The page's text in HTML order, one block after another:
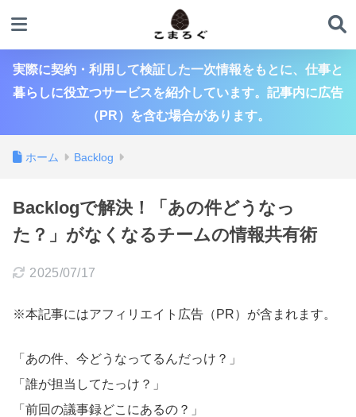
実際に契約・利用して検証した一次情報をもとに、仕事と
暮らしに役立つサービスを紹介しています。記事内に広告
（PR）を含む場合があります。
ホーム Backlog
Backlogで解決！「あの件どうなっ
た？」がなくなるチームの情報共有術
2025/07/17
※本記事にはアフィリエイト広告（PR）が含まれます。
「あの件、今どうなってるんだっけ？」
「誰が担当してたっけ？」
「前回の議事録どこにあるの？」